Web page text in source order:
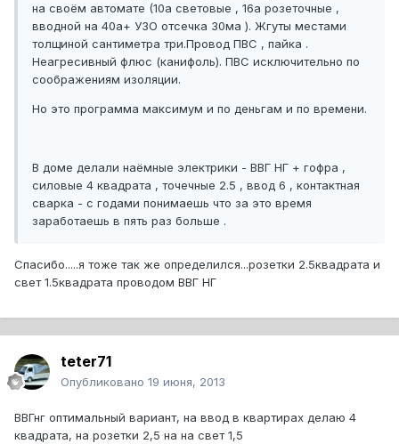
на своём автомате (10а световые , 16а розеточные ,
вводной на 40а+ УЗО отсечка 30ма ). Жгуты местами
толщиной сантиметра три.Провод ПВС , пайка .
Неагресивный флюс (канифоль). ПВС исключительно по
соображениям изоляции.
Но это программа максимум и по деньгам и по времени.
В доме делали наёмные электрики - ВВГ НГ + гофра ,
силовые 4 квадрата , точечные 2.5 , ввод 6 , контактная
сварка - с годами понимаешь что за это время
заработаешь в пять раз больше .
Спасибо.....я тоже так же определился...розетки 2.5квадрата и
свет 1.5квадрата проводом ВВГ НГ
teter71
Опубликовано 19 июня, 2013
ВВГнг оптимальный вариант, на ввод в квартирах делаю 4
квадрата, на розетки 2,5 на на свет 1,5